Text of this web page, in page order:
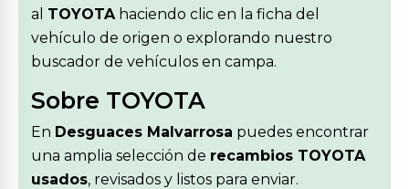
al TOYOTAhaciendo clic en la ficha del
vehículo de origen o explorando nuestro
buscador de vehículos en campa.
Sobre TOYOTA
En Desguaces Malvarrosa puedes encontrar
una amplia selección de recambios TOYOTA
usados, revisados y listos para enviar.